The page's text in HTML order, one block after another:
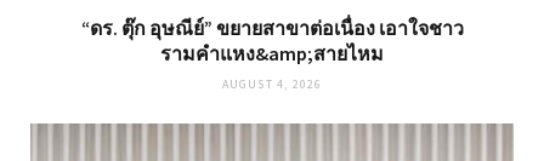
“ดร. ตุ๊ก อุษณีย์” ขยายสาขาต่อเนื่อง เอาใจชาว
รามคำแหง&amp;สายไหม
AUGUST 4, 2026